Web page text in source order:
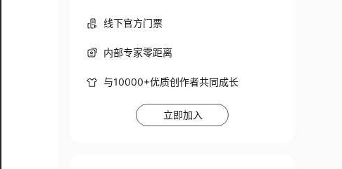
线下官方门票
内部专家零距离
与10000+优质创作者共同成长
立即加入